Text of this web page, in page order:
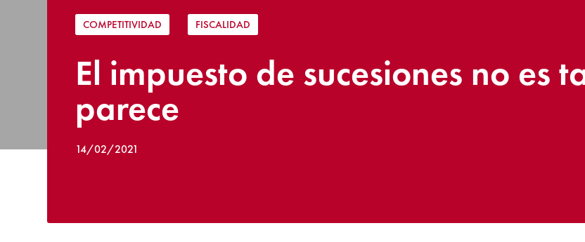
COMPETITIVIDAD FISCALIDAD
El impuesto de sucesiones no es
parece
14/02/2021